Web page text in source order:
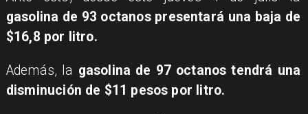
gasolina de 93 octanos presentará una baja de
$16,8 por litro.
Además, la gasolina de 97 octanos tendrá una
disminución de $11 pesos por litro.